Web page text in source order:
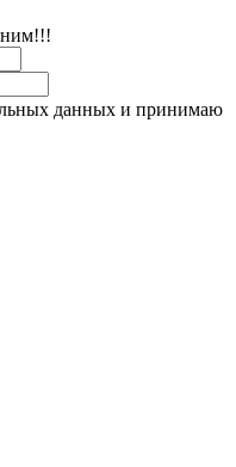
данных и принимаю